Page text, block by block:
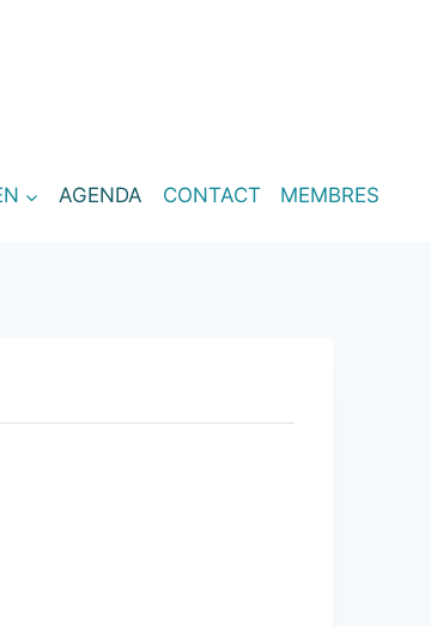
AGENDA CONTACT MEMBRES